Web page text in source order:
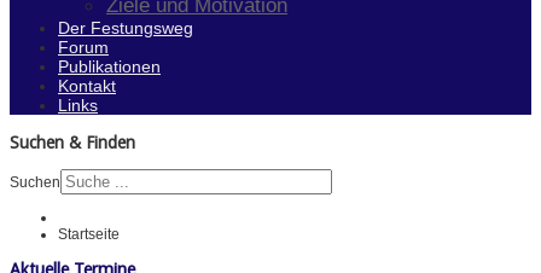
Ziele und Motivation
Der Festungsweg
Forum
Publikationen
Kontakt
Links
Suchen & Finden
Suchen
Startseite